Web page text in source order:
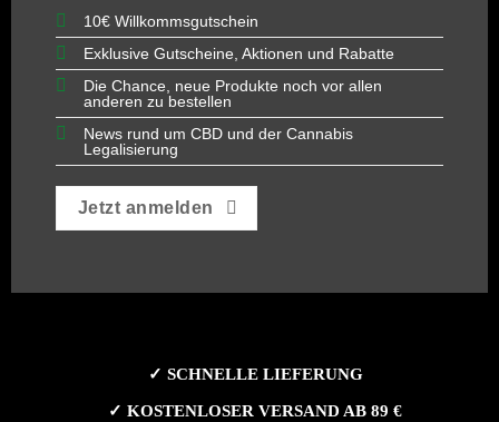
10€ Willkommsgutschein
Exklusive Gutscheine, Aktionen und Rabatte
Die Chance, neue Produkte noch vor allen
anderen zu bestellen
News rund um CBD und der Cannabis
Legalisierung
Jetzt anmelden
✓ SCHNELLE LIEFERUNG
✓ KOSTENLOSER VERSAND AB 89 €